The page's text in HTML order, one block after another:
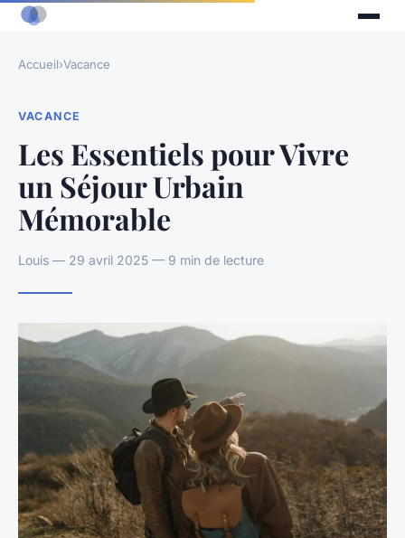
Accueil›Vacance
VACANCE
Les Essentiels pour Vivre
un Séjour Urbain
Mémorable
Louis — 29 avril 2025 — 9 min de lecture